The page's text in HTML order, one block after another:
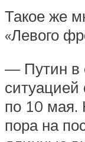
Такое же
«Левого
— Путин в
по 10 мая.
пора на